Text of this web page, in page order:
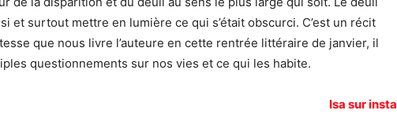
et surtout mettre en lumière ce qui s’était obscurci. C’est un récit
que nous livre l’auteure en cette rentrée littéraire de janvier, il
questionnements sur nos vies et ce qui les habite.
Isa sur insta